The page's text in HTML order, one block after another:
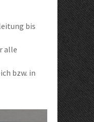
bis
alle
bzw. in